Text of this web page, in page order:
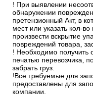
! При выявлении
обнаружении
претензионный Акт, в
мест или указать кол-
произвести вскрытие
повреждений товара,
! Необходимо получить
печатью перевозчика,
забрать груз.
!Все требуемые для
предоставлены для
компании.